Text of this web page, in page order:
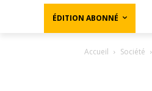
ÉDITION ABONNÉ
Accueil Société